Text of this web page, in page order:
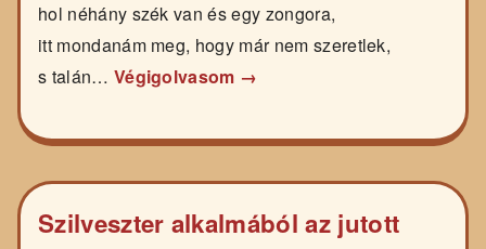
hol néhány szék van és egy zongora,
itt mondanám meg, hogy már nem szeretlek,
s talán… Végigolvasom →
Szilveszter alkalmából az jutott